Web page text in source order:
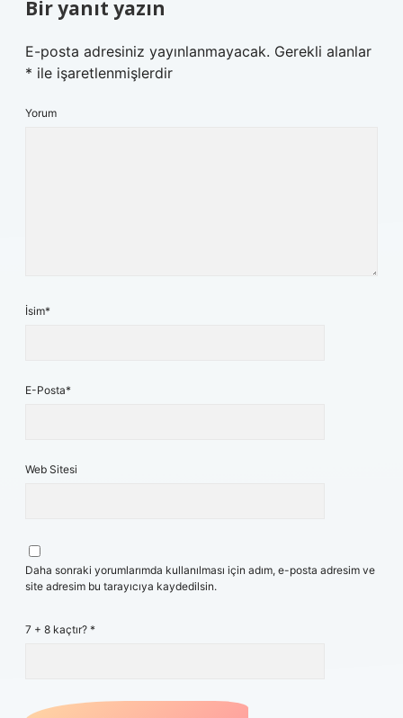
Bir yanıt yazın
E-posta adresiniz yayınlanmayacak. Gerekli alanlar
* ile işaretlenmişlerdir
Yorum
İsim*
E-Posta*
Web Sitesi
Daha sonraki yorumlarımda kullanılması için adım, e-posta adresim ve
site adresim bu tarayıcıya kaydedilsin.
7 + 8 kaçtır? *